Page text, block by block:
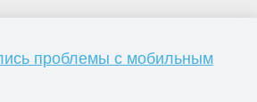
проблемы с мобильным